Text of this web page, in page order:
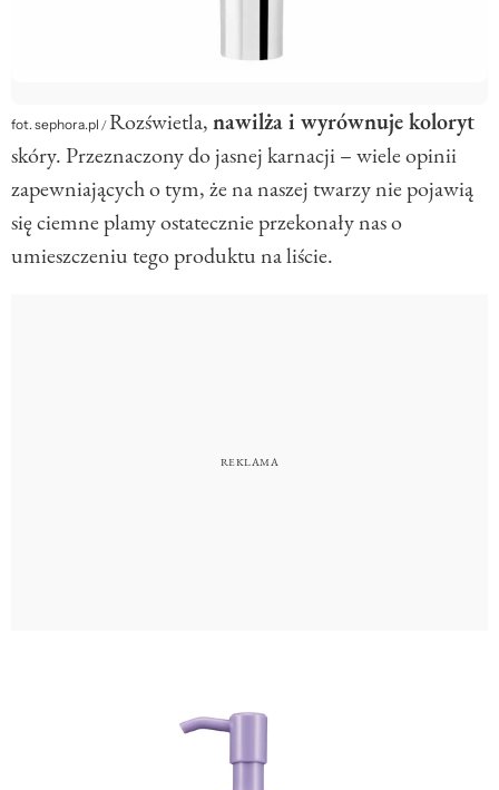
fot. sephora.pl/Rozświetla,nawilża i wyrównuje koloryt
skóry. Przeznaczony do jasnej karnacji – wiele opinii
zapewniających o tym, że na naszej twarzy nie pojawią
się ciemne plamy ostatecznie przekonały nas o
umieszczeniu tego produktu na liście.